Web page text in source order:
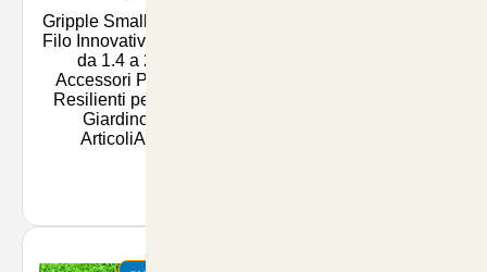
Gripple Small: Unione
Filo Innovativa per Fili
da 1.4 a 2.2 -
Accessori Pratici e
Resilienti per il Tuo
Giardino su
ArticoliAnim